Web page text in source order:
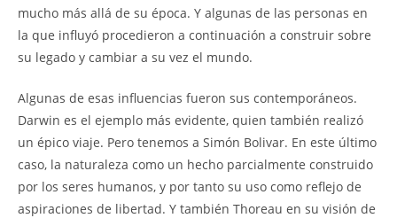
mucho más allá de su época. Y algunas de las personas en
la que influyó procedieron a continuación a construir sobre
su legado y cambiar a su vez el mundo.
Algunas de esas influencias fueron sus contemporáneos.
Darwin es el ejemplo más evidente, quien también realizó
un épico viaje. Pero tenemos a Simón Bolivar. En este último
caso, la naturaleza como un hecho parcialmente construido
por los seres humanos, y por tanto su uso como reflejo de
aspiraciones de libertad. Y también Thoreau en su visión de